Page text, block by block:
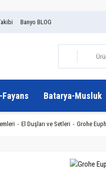
Banyo BLOG
Batarya-Musluk
El Duşları ve Setleri Grohe